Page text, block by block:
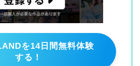
を14日間無料体験
する！